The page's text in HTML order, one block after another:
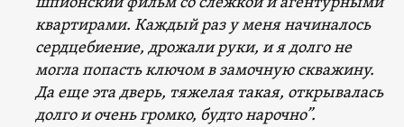
квартирами. Каждый раз у меня начиналось
сердцебиение, дрожали руки, и я долго не
могла попасть ключом в замочную скважину.
Да еще эта дверь, тяжелая такая, открывалась
долго и очень громко, будто нарочно”.